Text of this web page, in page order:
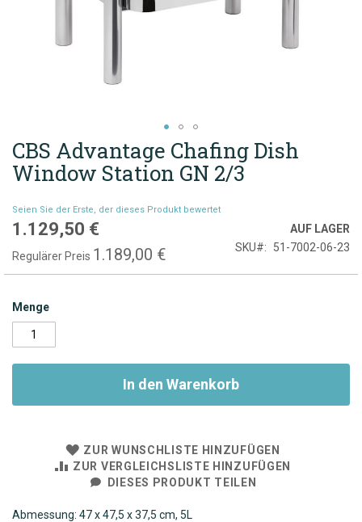
Zum
Anfang
der
springen
CBS Advantage Chafing Dish
Window Station GN 2/3
Seien Sie der Erste, der dieses Produkt bewertet
Sonderpreis
1.129,50 €
Regulärer Preis 1.189,00 €
AUF LAGER
SKU
51-7002-06-23
Menge
In den Warenkorb
ZUR WUNSCHLISTE HINZUFÜGEN
ZUR VERGLEICHSLISTE HINZUFÜGEN
DIESES PRODUKT TEILEN
Abmessung: 47 x 47,5 x 37,5 cm, 5L